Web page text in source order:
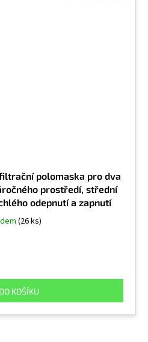
polomaska pro dva
prostředí, střední
odepnutí a zapnutí
(26 ks)
DO KOŠÍKU